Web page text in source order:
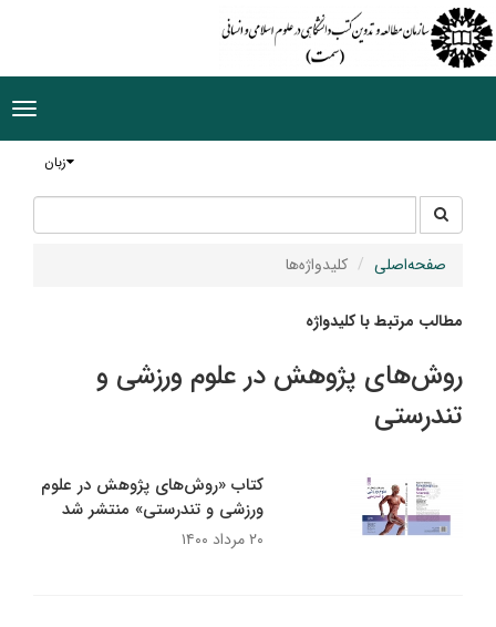
زبان
جستجو
در
سایت
صفحه‌اصلی کلیدواژه‌ها
مطالب مرتبط با کلیدواژه
روش‌‌های پژوهش در علوم ورزشی و
تندرستی
کتاب «روش‌های پژوهش در علوم
ورزشی و تندرستی» منتشر شد
۲۰ مرداد ۱۴۰۰